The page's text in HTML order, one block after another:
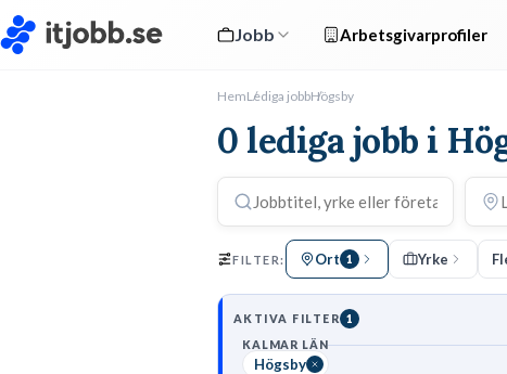
Jobb Arbetsgivarprofiler
HemLediga jobbHögsby
0 lediga jobb i
FILTER: Ort 1 Yrke
AKTIVA FILTER 1
KALMAR LÄN
Högsby